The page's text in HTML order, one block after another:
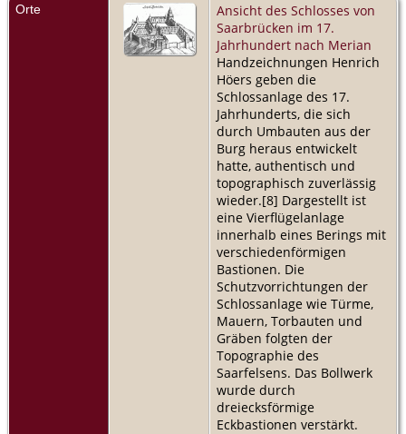
Orte
Ansicht des Schlosses von
Saarbrücken im 17.
Jahrhundert nach Merian
Handzeichnungen Henrich
Höers geben die
Schlossanlage des 17.
Jahrhunderts, die sich
durch Umbauten aus der
Burg heraus entwickelt
hatte, authentisch und
topographisch zuverlässig
wieder.[8] Dargestellt ist
eine Vierflügelanlage
innerhalb eines Berings mit
verschiedenförmigen
Bastionen. Die
Schutzvorrichtungen der
Schlossanlage wie Türme,
Mauern, Torbauten und
Gräben folgten der
Topographie des
Saarfelsens. Das Bollwerk
wurde durch
dreiecksförmige
Eckbastionen verstärkt.